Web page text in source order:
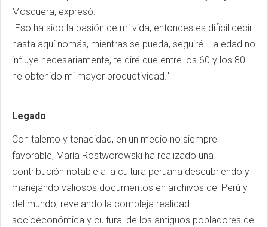
Mosquera, expresó:
"Eso ha sido la pasión de mi vida, entonces es difícil decir
hasta aquí nomás, mientras se pueda, seguiré. La edad no
influye necesariamente, te diré que entre los 60 y los 80
he obtenido mi mayor productividad."
Legado
Con talento y tenacidad, en un medio no siempre
favorable, María Rostworowski ha realizado una
contribución notable a la cultura peruana descubriendo y
manejando valiosos documentos en archivos del Perú y
del mundo, revelando la compleja realidad
socioeconómica y cultural de los antiguos pobladores de